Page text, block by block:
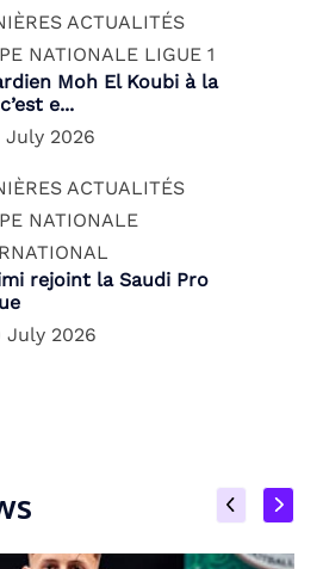
ACTUALITÉS
NATIONALE LIGUE 1
Moh El Koubi à la
e...
July 2026
ACTUALITÉS
NATIONALE
rejoint la Saudi Pro
July 2026